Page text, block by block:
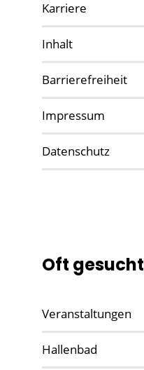
Karriere
Inhalt
Barrierefreiheit
Impressum
Datenschutz
Oft gesucht
Veranstaltungen
Hallenbad